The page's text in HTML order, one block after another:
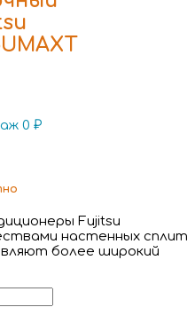
0 ₽
Fujitsu
настенных сплит
более широкий